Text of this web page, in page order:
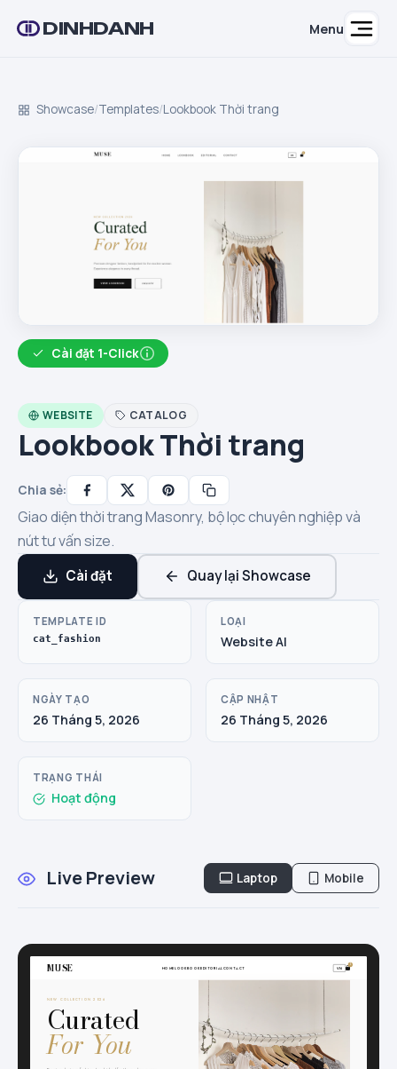
DINHDANH Menu
Showcase/Templates/Lookbook Thời trang
Cài đặt 1-Click
WEBSITE CATALOG
Lookbook Thời trang
Chia sẻ:
Giao diện thời trang Masonry, bộ lọc chuyên nghiệp và
nút tư vấn size.
Cài đặt Quay lại Showcase
TEMPLATE ID
cat_fashion
LOẠI
Website AI
NGÀY TẠO
26 Tháng 5, 2026
CẬP NHẬT
26 Tháng 5, 2026
TRẠNG THÁI
Hoạt động
Live Preview Laptop Mobile